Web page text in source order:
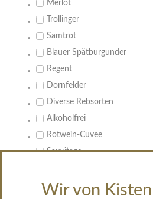
Wir von
Merlot
Trollinger
Samtrot
Blauer Spätburgunder
Regent
Dornfelder
Diverse Rebsorten
Alkoholfrei
Rotwein-Cuvee
Sauvitage